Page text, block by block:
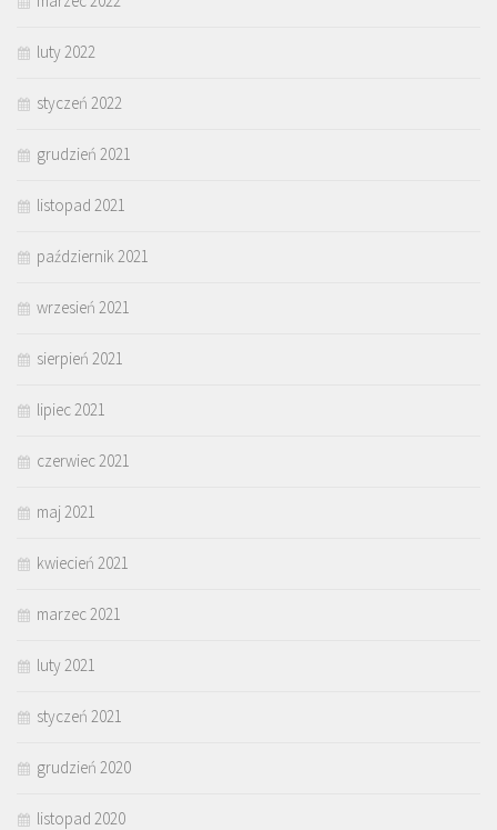
luty 2022
styczeń 2022
grudzień 2021
listopad 2021
październik 2021
wrzesień 2021
sierpień 2021
lipiec 2021
czerwiec 2021
maj 2021
kwiecień 2021
marzec 2021
luty 2021
styczeń 2021
grudzień 2020
listopad 2020